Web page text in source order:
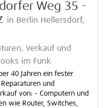
Weg 35 -
in Berlin Hellersdorf,
Verkauf und
im Funk
40 Jahren ein fester
und
von: - Computern und
wie Router, Switches,